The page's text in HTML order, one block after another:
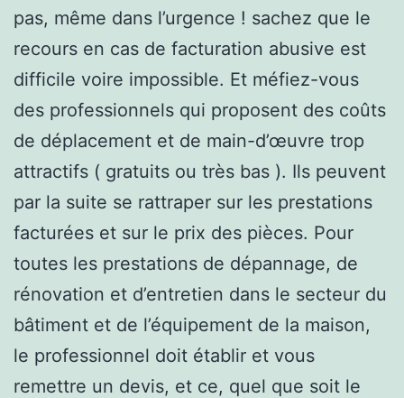
pas, même dans l’urgence ! sachez que le
recours en cas de facturation abusive est
difficile voire impossible. Et méfiez-vous
des professionnels qui proposent des coûts
de déplacement et de main-d’œuvre trop
attractifs ( gratuits ou très bas ). Ils peuvent
par la suite se rattraper sur les prestations
facturées et sur le prix des pièces. Pour
toutes les prestations de dépannage, de
rénovation et d’entretien dans le secteur du
bâtiment et de l’équipement de la maison,
le professionnel doit établir et vous
remettre un devis, et ce, quel que soit le